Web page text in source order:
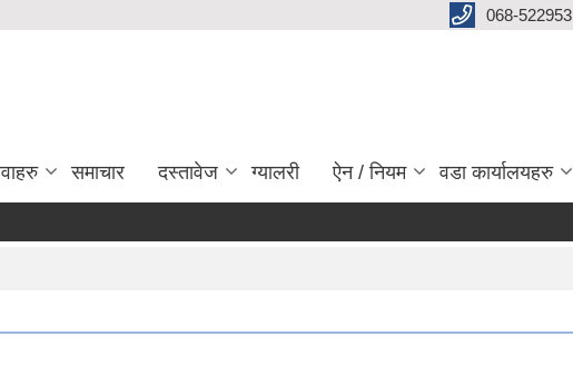
068-522953
समाचार दस्तावेज ग्यालरी ऐन / नियम वडा कार्यालयहरु